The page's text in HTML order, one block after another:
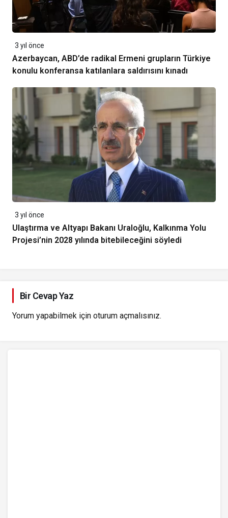
3 yıl önce
Azerbaycan, ABD’de radikal Ermeni grupların Türkiye
konulu konferansa katılanlara saldırısını kınadı
3 yıl önce
Ulaştırma ve Altyapı Bakanı Uraloğlu, Kalkınma Yolu
Projesi’nin 2028 yılında bitebileceğini söyledi
Bir Cevap Yaz
Yorum yapabilmek için oturum açmalısınız.